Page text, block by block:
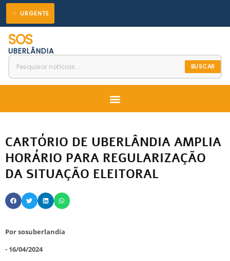
para
conteúdo
URGENTE
SOS
UBERLÂNDIA
BUSCAR
Menu
CARTÓRIO DE UBERLÂNDIA AMPLIA
HORÁRIO PARA REGULARIZAÇÃO
DA SITUAÇÃO ELEITORAL
Porsosuberlandia
- 16/04/2024